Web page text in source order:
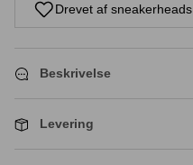
Sneaker rengøring
Drevet af sneakerheads
Beskrivelse
Levering